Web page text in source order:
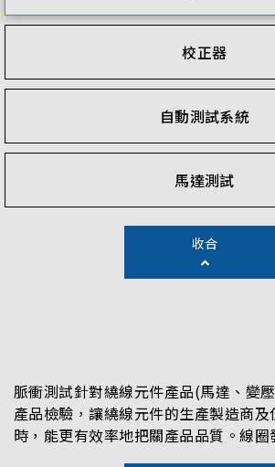
校正器
自動測試系統
馬達測試
收合
脈衝測試針對繞線元件產品(馬達、變
產品檢驗，讓繞線元件的生產製造商
時，能更有效率地把關產品品質。線